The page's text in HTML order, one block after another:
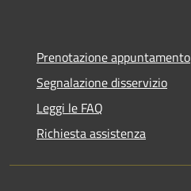
Prenotazione appuntamento
Segnalazione disservizio
Leggi le FAQ
Richiesta assistenza